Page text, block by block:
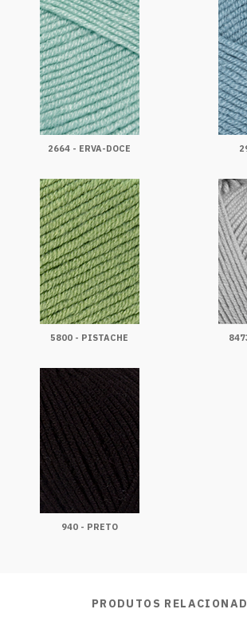
2664 - ERVA-DOCE
5800 - PISTACHE
940 - PRETO
PRODUTOS